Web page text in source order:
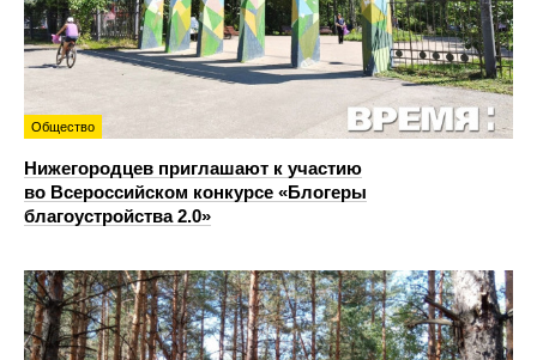
Общество
Нижегородцев приглашают к участию
во Всероссийском конкурсе «Блогеры
благоустройства 2.0»